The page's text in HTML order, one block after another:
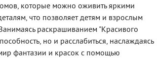
которые можно оживить яркими
что позволяет детям и взрослым
раскрашиванием "Красивого
но и расслабиться, наслаждаясь
фантазии и красок с помощью